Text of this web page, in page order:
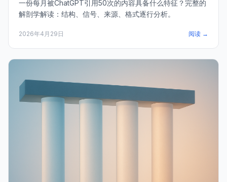
一份每月被ChatGPT引用50次的内容具备什么特征？完整的
解剖学解读：结构、信号、来源、格式逐行分析。
2026年4月29日 阅读 →